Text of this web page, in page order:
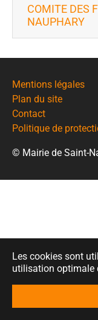
Les cookies sont
utilisation optimale
COMITE DES
NAUPHARY
Mentions légales
Plan du site
Contact
Politique de
© Mairie de Saint-